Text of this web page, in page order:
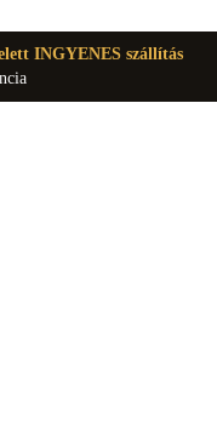
INGYENES szállítás